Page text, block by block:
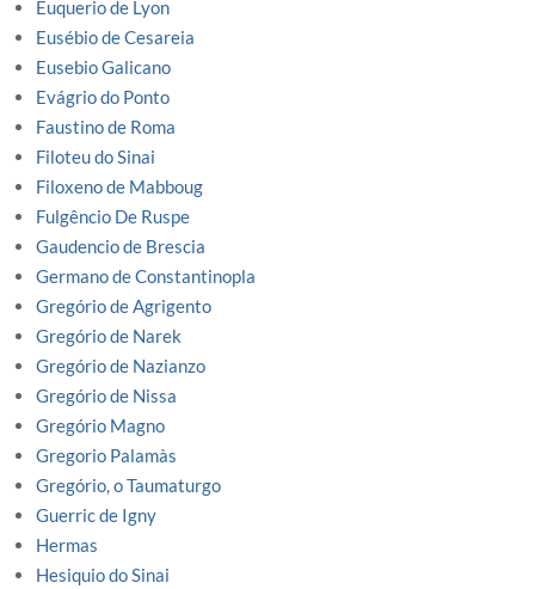
Euquerio de Lyon
Eusébio de Cesareia
Eusebio Galicano
Evágrio do Ponto
Faustino de Roma
Filoteu do Sinai
Filoxeno de Mabboug
Fulgêncio De Ruspe
Gaudencio de Brescia
Germano de Constantinopla
Gregório de Agrigento
Gregório de Narek
Gregório de Nazianzo
Gregório de Nissa
Gregório Magno
Gregorio Palamàs
Gregório, o Taumaturgo
Guerric de Igny
Hermas
Hesiquio do Sinai